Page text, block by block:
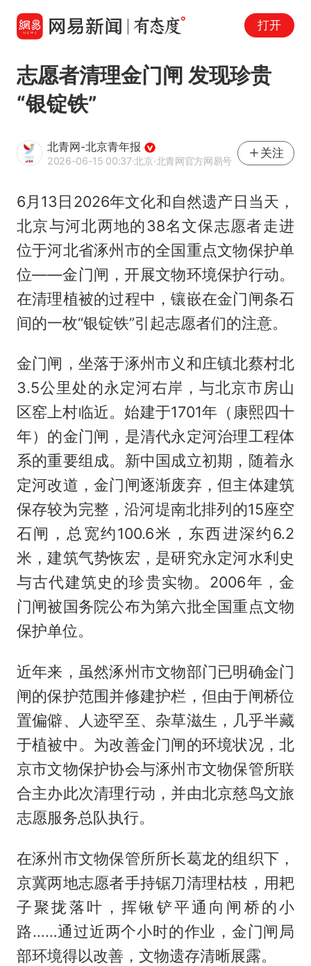
打开
志愿者清理金门闸 发现珍贵
“银锭铁”
北青网-北京青年报
2026-06-15 00:37·北京·北青网官方网易号
关注
6月13日2026年文化和自然遗产日当天，
北京与河北两地的38名文保志愿者走进
位于河北省涿州市的全国重点文物保护单
位——金门闸，开展文物环境保护行动。
在清理植被的过程中，镶嵌在金门闸条石
间的一枚“银锭铁”引起志愿者们的注意。
金门闸，坐落于涿州市义和庄镇北蔡村北
3.5公里处的永定河右岸，与北京市房山
区窑上村临近。始建于1701年（康熙四十
年）的金门闸，是清代永定河治理工程体
系的重要组成。新中国成立初期，随着永
定河改道，金门闸逐渐废弃，但主体建筑
保存较为完整，沿河堤南北排列的15座空
石闸，总宽约100.6米，东西进深约6.2
米，建筑气势恢宏，是研究永定河水利史
与古代建筑史的珍贵实物。2006年，金
门闸被国务院公布为第六批全国重点文物
保护单位。
近年来，虽然涿州市文物部门已明确金门
闸的保护范围并修建护栏，但由于闸桥位
置偏僻、人迹罕至、杂草滋生，几乎半藏
于植被中。为改善金门闸的环境状况，北
京市文物保护协会与涿州市文物保管所联
合主办此次清理行动，并由北京慈鸟文旅
志愿服务总队执行。
在涿州市文物保管所所长葛龙的组织下，
京冀两地志愿者手持锯刀清理枯枝，用耙
子聚拢落叶，挥锹铲平通向闸桥的小
路……通过近两个小时的作业，金门闸局
部环境得以改善，文物遗存清晰展露。